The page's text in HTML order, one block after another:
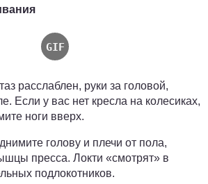
расслаблен, руки за головой,
Если у вас нет кресла на колесиках,
ноги вверх.
голову и плечи от пола,
пресса. Локти «смотрят» в
подлокотников.